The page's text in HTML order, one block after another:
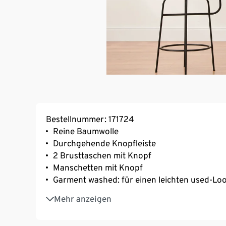
Bestellnummer: 171724
Reine Baumwolle
Durchgehende Knopfleiste
2 Brusttaschen mit Knopf
Manschetten mit Knopf
Garment washed: für einen leichten used-
Mehr anzeigen
Gerader Schnitt